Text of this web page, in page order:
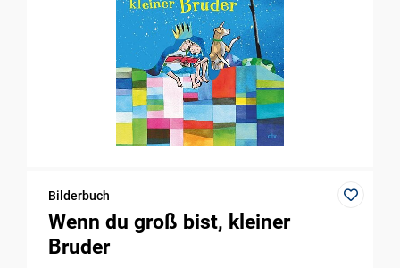
Bilderbuch
Wenn du groß bist, kleiner
Bruder